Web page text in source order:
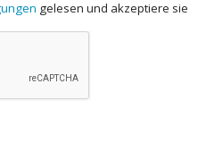
gelesen und akzeptiere sie